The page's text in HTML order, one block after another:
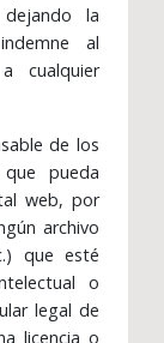
la
al
cualquier
de los
pueda
web, por
archivo
que esté
o
legal de
licencia o